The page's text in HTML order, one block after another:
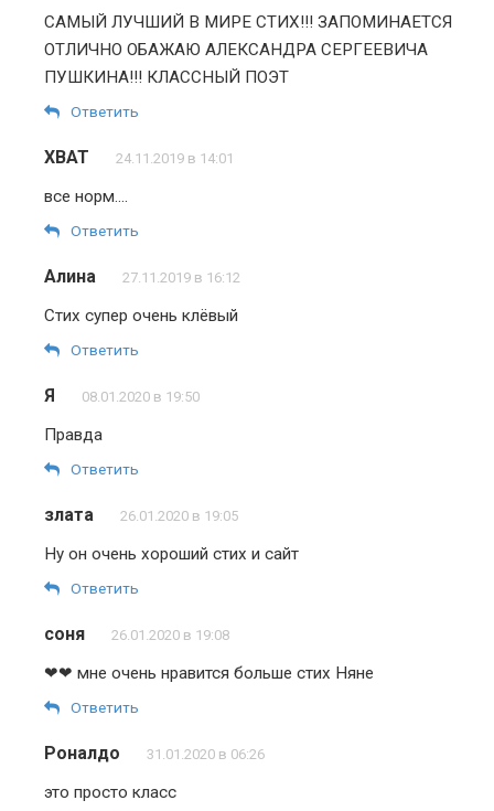
САМЫЙ ЛУЧШИЙ В МИРЕ СТИХ!!! ЗАПОМИНАЕТСЯ
ОТЛИЧНО ОБАЖАЮ АЛЕКСАНДРА СЕРГЕЕВИЧА
ПУШКИНА!!! КЛАССНЫЙ ПОЭТ
Ответить
ХВАТ 24.11.2019 в 14:01
все норм….
Ответить
Алина 27.11.2019 в 16:12
Стих супер очень клёвый
Ответить
Я 08.01.2020 в 19:50
Правда
Ответить
злата 26.01.2020 в 19:05
Ну он очень хороший стих и сайт
Ответить
соня 26.01.2020 в 19:08
❤❤ мне очень нравится больше стих Няне
Ответить
Роналдо 31.01.2020 в 06:26
это просто класс